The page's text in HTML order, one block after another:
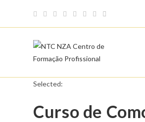
content
Selected:
Curso de